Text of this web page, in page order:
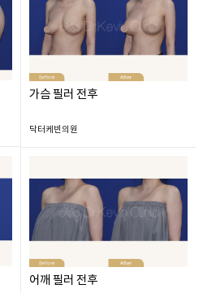
가슴 필러 전후
닥터케빈의원
어깨 필러 전후